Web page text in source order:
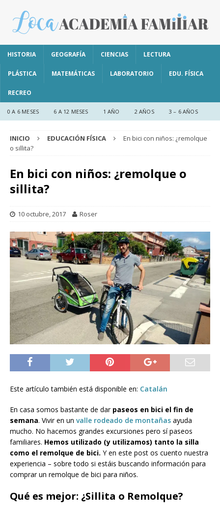
HISTORIA GEOGRAFÍA CIENCIAS LECTURA
PLÁSTICA MATEMÁTICAS LABORATORIO EDU. FÍSICA
RECREO
0 A 6 MESES 6 A 12 MESES 1 AÑO 2 AÑOS 3 – 6 AÑOS
INICIO EDUCACIÓN FÍSICA
En bici con niños: ¿remolque
o sillita?
En bici con niños: ¿remolque o
sillita?
10 octubre, 2017 Roser
Este artículo también está disponible en: Catalán
En casa somos bastante de dar paseos en bici el fin de
semana. Vivir en un valle rodeado de montañas ayuda
mucho. No hacemos grandes excursiones pero sí paseos
familiares. Hemos utilizado (y utilizamos) tanto la silla
como el remolque de bici. Y en este post os cuento nuestra
experiencia – sobre todo si estáis buscando información para
comprar un remolque de bici para niños.
Qué es mejor: ¿Sillita o Remolque?